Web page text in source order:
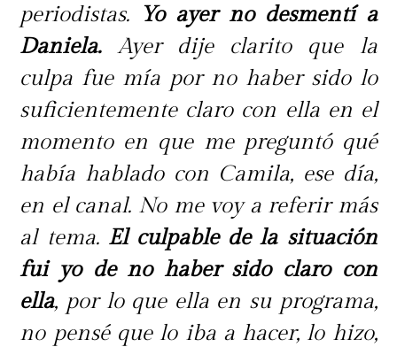
periodistas. Yo ayer no desmentí a
Daniela.Ayer dije clarito que la
culpa fue mía por no haber sido lo
suficientemente claro con ella en el
momento en que me preguntó qué
había hablado con Camila, ese día,
en el canal. No me voy a referir más
al tema. El culpable de la situación
fui yo de no haber sido claro con
ella, por lo que ella en su programa,
no pensé que lo iba a hacer, lo hizo,